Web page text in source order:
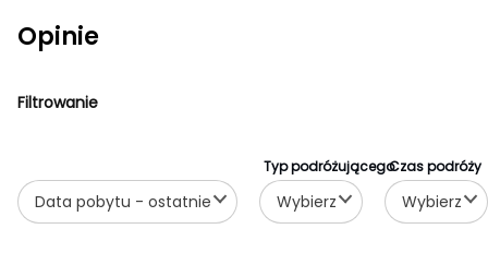
Opinie
Filtrowanie
Typ podróżującego
Wybierz
Czas podróży
Wybierz
Data pobytu - ostatnie